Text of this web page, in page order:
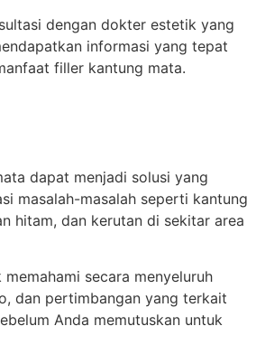
dengan dokter estetik yang
informasi yang tepat
filler kantung mata.
dapat menjadi solusi yang
masalah-masalah seperti kantung
hitam, dan kerutan di sekitar area
secara menyeluruh
dan pertimbangan yang terkait
Anda memutuskan untuk